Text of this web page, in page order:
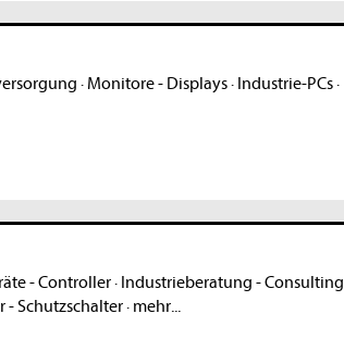
· Monitore - Displays· Industrie-PCs·
- Controller· Industrieberatung - Consulting
- Schutzschalter· mehr...